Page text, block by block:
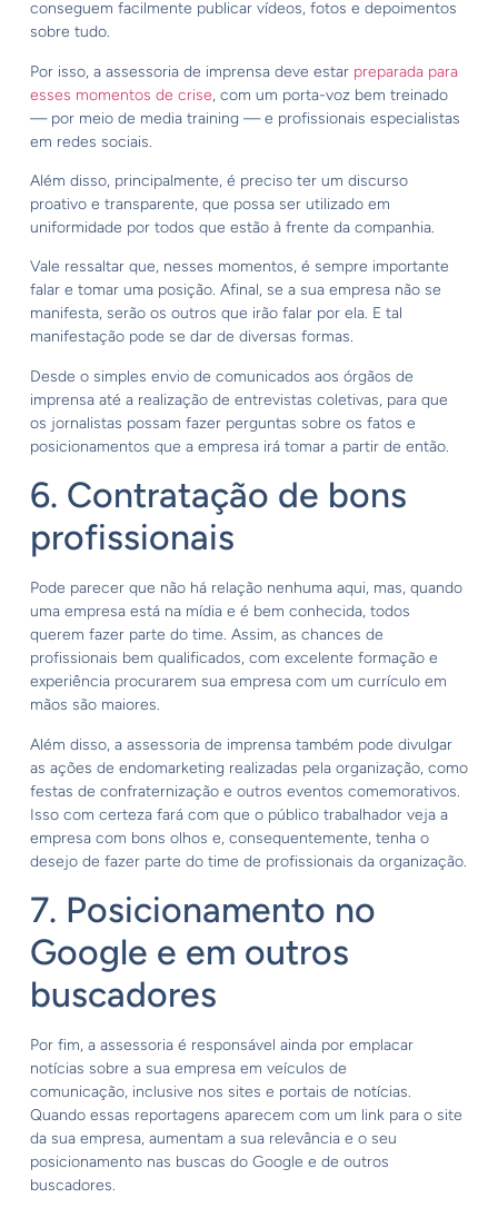
conseguem facilmente publicar vídeos, fotos e depoimentos
sobre tudo.
Por isso, a assessoria de imprensa deve estar preparada para
esses momentos de crise, com um porta-voz bem treinado
— por meio de media training — e profissionais especialistas
em redes sociais.
Além disso, principalmente, é preciso ter um discurso
proativo e transparente, que possa ser utilizado em
uniformidade por todos que estão à frente da companhia.
Vale ressaltar que, nesses momentos, é sempre importante
falar e tomar uma posição. Afinal, se a sua empresa não se
manifesta, serão os outros que irão falar por ela. E tal
manifestação pode se dar de diversas formas.
Desde o simples envio de comunicados aos órgãos de
imprensa até a realização de entrevistas coletivas, para que
os jornalistas possam fazer perguntas sobre os fatos e
posicionamentos que a empresa irá tomar a partir de então.
6. Contratação de bons
profissionais
Pode parecer que não há relação nenhuma aqui, mas, quando
uma empresa está na mídia e é bem conhecida, todos
querem fazer parte do time. Assim, as chances de
profissionais bem qualificados, com excelente formação e
experiência procurarem sua empresa com um currículo em
mãos são maiores.
Além disso, a assessoria de imprensa também pode divulgar
as ações de endomarketing realizadas pela organização, como
festas de confraternização e outros eventos comemorativos.
Isso com certeza fará com que o público trabalhador veja a
empresa com bons olhos e, consequentemente, tenha o
desejo de fazer parte do time de profissionais da organização.
7. Posicionamento no
Google e em outros
buscadores
Por fim, a assessoria é responsável ainda por emplacar
notícias sobre a sua empresa em veículos de
comunicação, inclusive nos sites e portais de notícias.
Quando essas reportagens aparecem com um link para o site
da sua empresa, aumentam a sua relevância e o seu
posicionamento nas buscas do Google e de outros
buscadores.